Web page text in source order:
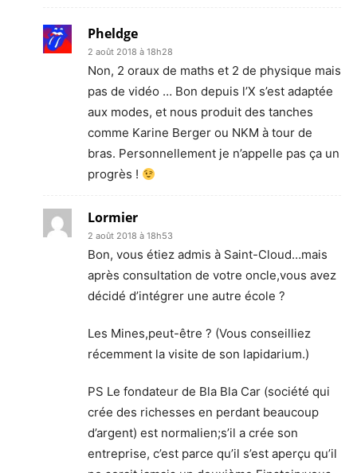
Pheldge
2 août 2018 à 18h28
Non, 2 oraux de maths et 2 de physique mais
pas de vidéo … Bon depuis l’X s’est adaptée
aux modes, et nous produit des tanches
comme Karine Berger ou NKM à tour de
bras. Personnellement je n’appelle pas ça un
progrès !
Lormier
2 août 2018 à 18h53
Bon, vous étiez admis à Saint-Cloud…mais
après consultation de votre oncle,vous avez
décidé d’intégrer une autre école ?
Les Mines,peut-être ? (Vous conseilliez
récemment la visite de son lapidarium.)
PS Le fondateur de Bla Bla Car (société qui
crée des richesses en perdant beaucoup
d’argent) est normalien;s’il a crée son
entreprise, c’est parce qu’il s’est aperçu qu’il